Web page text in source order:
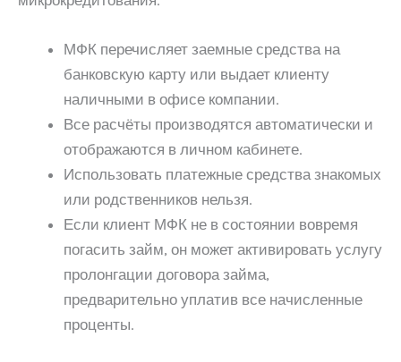
МФК перечисляет заемные средства на
банковскую карту или выдает клиенту
наличными в офисе компании.
Все расчёты производятся автоматически и
отображаются в личном кабинете.
Использовать платежные средства знакомых
или родственников нельзя.
Если клиент МФК не в состоянии вовремя
погасить займ, он может активировать услугу
пролонгации договора займа,
предварительно уплатив все начисленные
проценты.